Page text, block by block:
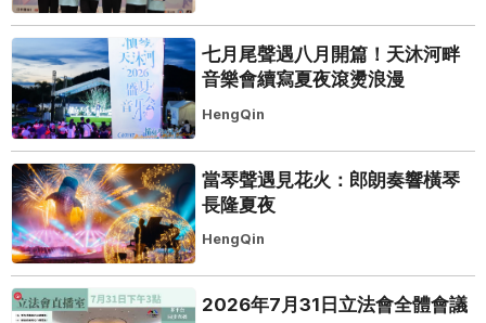
七月尾聲遇八月開篇！天沐河畔
音樂會續寫夏夜滾燙浪漫
HengQin
當琴聲遇見花火：郎朗奏響橫琴
長隆夏夜
HengQin
2026年7月31日立法會全體會議